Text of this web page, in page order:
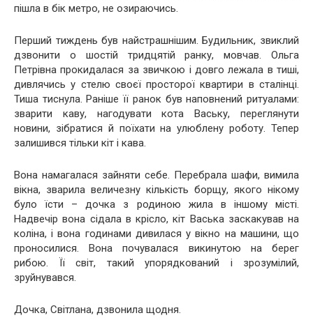
пішла в бік метро, не озираючись.
Перший тиждень був найстрашнішим. Будильник, звиклий
дзвонити о шостій тридцятій ранку, мовчав. Ольга
Петрівна прокидалася за звичкою і довго лежала в тиші,
дивлячись у стелю своєї просторої квартири в сталінці.
Тиша тиснула. Раніше її ранок був наповнений ритуалами:
зварити каву, нагодувати кота Ваську, переглянути
новини, зібратися й поїхати на улюблену роботу. Тепер
залишився тільки кіт і кава.
Вона намагалася зайняти себе. Перебрала шафи, вимила
вікна, зварила величезну кількість борщу, якого нікому
було їсти – дочка з родиною жила в іншому місті.
Надвечір вона сідала в крісло, кіт Васька заскакував на
коліна, і вона годинами дивилася у вікно на машини, що
проносилися. Вона почувалася викинутою на берег
рибою. Її світ, такий упорядкований і зрозумілий,
зруйнувався.
Дочка, Світлана, дзвонила щодня.